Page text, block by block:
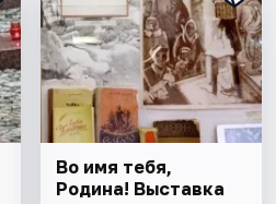
Во имя тебя,
Родина! Выставка